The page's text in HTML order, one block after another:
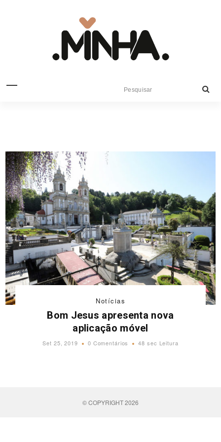
Notícias
Bom Jesus apresenta nova
aplicação móvel
Set 25, 2019 0 Comentários 48 sec Leitura
© COPYRIGHT 2026